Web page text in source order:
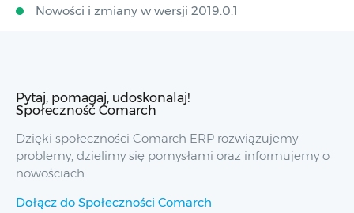
Nowości i zmiany w wersji 2019.0.1
Pytaj, pomagaj, udoskonalaj!
Społeczność Comarch
Dzięki społeczności Comarch ERP rozwiązujemy
problemy, dzielimy się pomysłami oraz informujemy o
nowościach.
Dołącz do Społeczności Comarch